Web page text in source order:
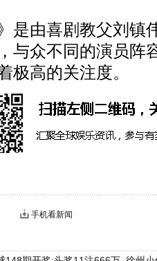
由喜剧教父刘镇
与众不同的演员阵
极高的关注度。
手机看新闻